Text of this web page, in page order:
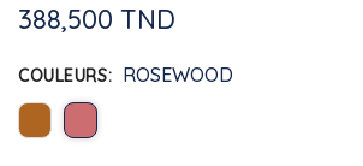
388,500 TND
COULEURS ROSEWOOD